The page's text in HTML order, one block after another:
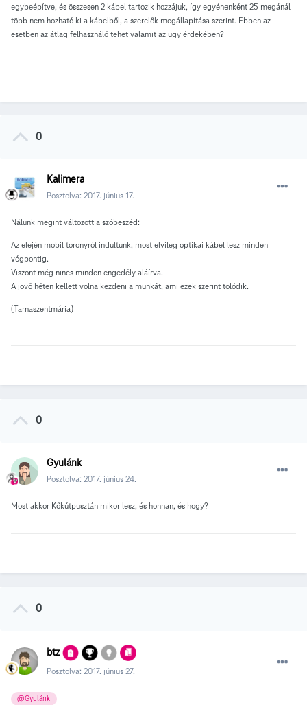
egybeépítve, és összesen 2 kábel tartozik hozzájuk, így egyénenként 25 megánál
több nem hozható ki a kábelből, a szerelők megállapítása szerint. Ebben az
esetben az átlag felhasználó tehet valamit az ügy érdekében?
0
Kalimera
Posztolva: 2017. június 17.
Nálunk megint változott a szóbeszéd:
Az elején mobil toronyról indultunk, most elvileg optikai kábel lesz minden
végpontig.
Viszont még nincs minden engedély aláírva.
A jövő héten kellett volna kezdeni a munkát, ami ezek szerint tolódik.
(Tarnaszentmária)
0
Gyulánk
Posztolva: 2017. június 24.
Most akkor Kőkútpusztán mikor lesz, és honnan, és hogy?
0
btz
Posztolva: 2017. június 27.
@Gyulánk